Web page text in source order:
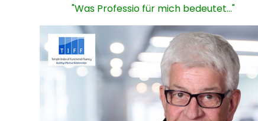
"Was Professio für mich bedeutet..."